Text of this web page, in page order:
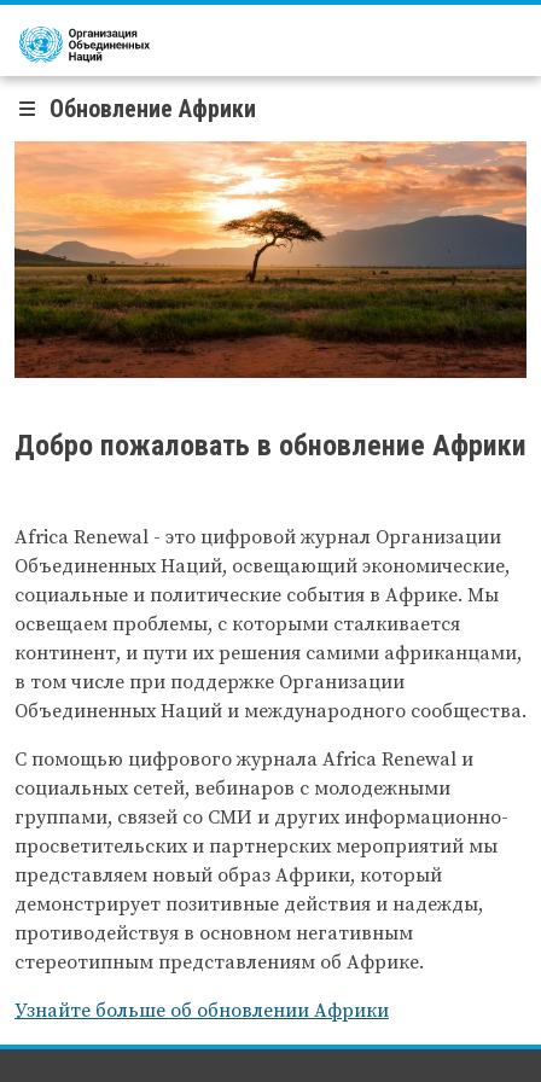
Перейти к основному содержанию
Обновление Африки
Добро пожаловать в обновление Африки
Africa Renewal - это цифровой журнал Организации
Объединенных Наций, освещающий экономические,
социальные и политические события в Африке. Мы
освещаем проблемы, с которыми сталкивается
континент, и пути их решения самими африканцами,
в том числе при поддержке Организации
Объединенных Наций и международного сообщества.
С помощью цифрового журнала Africa Renewal и
социальных сетей, вебинаров с молодежными
группами, связей со СМИ и других информационно-
просветительских и партнерских мероприятий мы
представляем новый образ Африки, который
демонстрирует позитивные действия и надежды,
противодействуя в основном негативным
стереотипным представлениям об Африке.
Узнайте больше об обновлении Африки